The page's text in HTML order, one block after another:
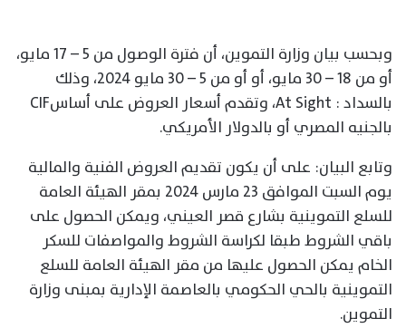
وبحسب بيان وزارة التموين، أن فترة الوصول من 5 – 17 مايو،
أو من 18 – 30 مايو، أو أو من 5 – 30 مايو 2024، وذلك
بالسداد : At Sight، وتقدم أسعار العروض على أساسCIF
بالجنيه المصري أو بالدولار الأمريكي.
وتابع البيان: على أن يكون تقديم العروض الفنية والمالية
يوم السبت الموافق 23 مارس 2024 بمقر الهيئة العامة
للسلع التموينية بشارع قصر العيني، ويمكن الحصول على
باقي الشروط طبقا لكراسة الشروط والمواصفات للسكر
الخام يمكن الحصول عليها من مقر الهيئة العامة للسلع
التموينية بالحي الحكومي بالعاصمة الإدارية بمبنى وزارة
التموين.